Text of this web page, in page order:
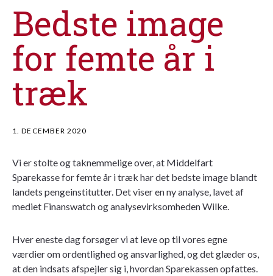
Bedste image
for femte år i
træk
1. DECEMBER 2020
Vi er stolte og taknemmelige over, at Middelfart
Sparekasse for femte år i træk har det bedste image blandt
landets pengeinstitutter. Det viser en ny analyse, lavet af
mediet Finanswatch og analysevirksomheden Wilke.
Hver eneste dag forsøger vi at leve op til vores egne
værdier om ordentlighed og ansvarlighed, og det glæder os,
at den indsats afspejler sig i, hvordan Sparekassen opfattes.